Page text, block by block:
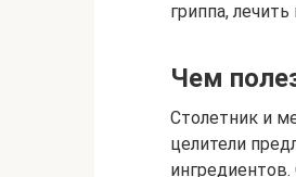
гриппа,
Чем
Столетник и
целители